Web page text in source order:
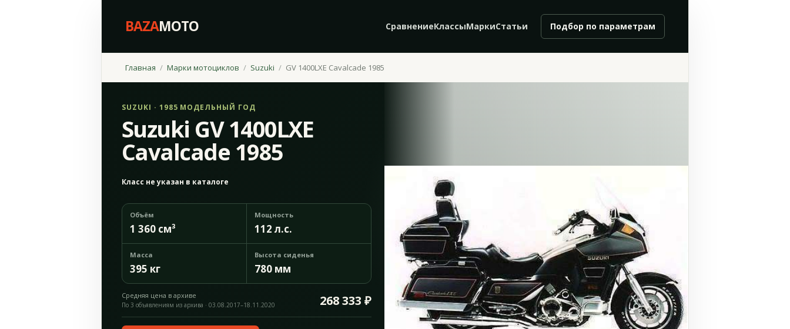
BAZAMOTO СравнениеКлассыМаркиСтатьи Подбор по параметрам
Главная Марки мотоциклов Suzuki GV 1400LXE Cavalcade 1985
SUZUKI · 1985 МОДЕЛЬНЫЙ ГОД
Suzuki GV 1400LXE
Cavalcade 1985
Класс не указан в каталоге
Объём
1 360 см³
Мощность
112 л.с.
Масса
395 кг
Высота сиденья
780 мм
Средняя цена в архиве 268 333 ₽
По 3 объявлениям из архива · 03.08.2017–18.11.2020